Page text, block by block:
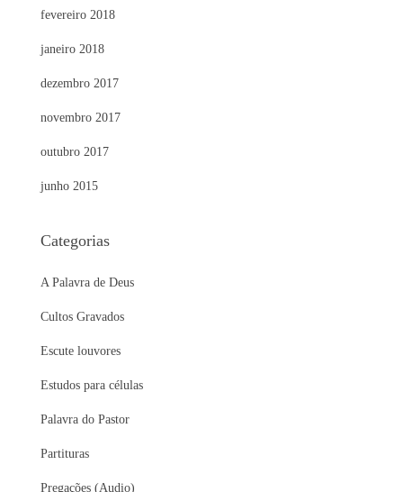
fevereiro 2018
janeiro 2018
dezembro 2017
novembro 2017
outubro 2017
junho 2015
Categorias
A Palavra de Deus
Cultos Gravados
Escute louvores
Estudos para células
Palavra do Pastor
Partituras
Pregações (Audio)